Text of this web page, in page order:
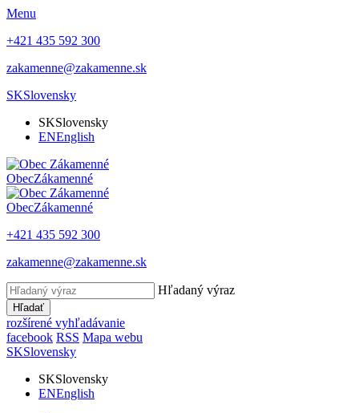
Menu
+421 435 592 300
zakamenne@zakamenne.sk
SKSlovensky
SKSlovensky
ENEnglish
ObecZákamenné
ObecZákamenné
+421 435 592 300
zakamenne@zakamenne.sk
Hľadaný výraz
Hľadať
rozšírené vyhľadávanie
facebook RSS Mapa webu
SKSlovensky
SKSlovensky
ENEnglish